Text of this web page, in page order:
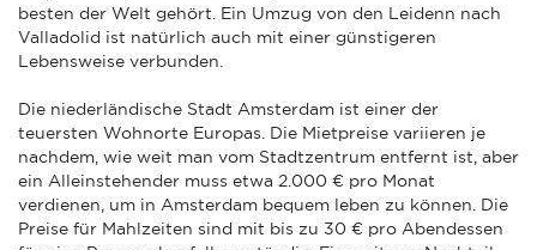
besten der Welt gehört. Ein Umzug von den Leidenn nach
Valladolid ist natürlich auch mit einer günstigeren
Lebensweise verbunden.
Die niederländische Stadt Amsterdam ist einer der
teuersten Wohnorte Europas. Die Mietpreise variieren je
nachdem, wie weit man vom Stadtzentrum entfernt ist, aber
ein Alleinstehender muss etwa 2.000 € pro Monat
verdienen, um in Amsterdam bequem leben zu können. Die
Preise für Mahlzeiten sind mit bis zu 30 € pro Abendessen